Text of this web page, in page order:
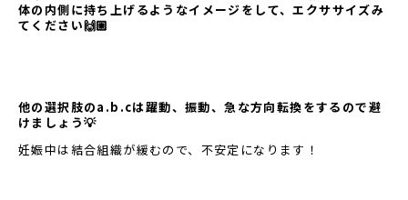
体の内側に持ち上げるようなイメージをして、エクササイズみ
てください🙌🏼
他の選択肢のa.b.cは躍動、振動、急な方向転換をするので避
けましょう💡
妊娠中は結合組織が緩むので、不安定になります！